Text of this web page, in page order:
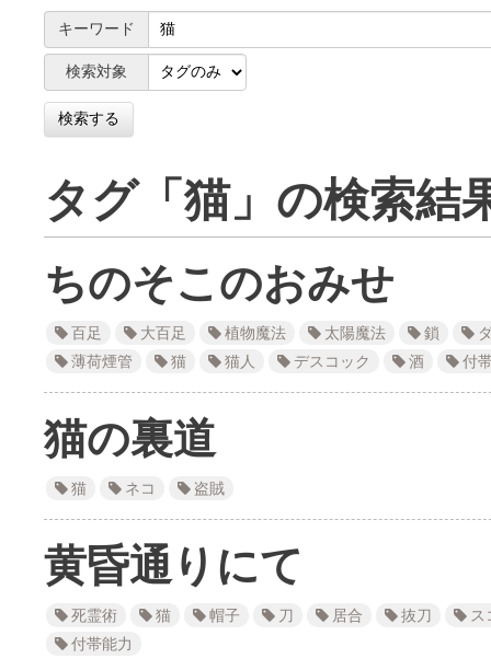
キーワード
検索対象
タグ「猫」の検索結
ちのそこのおみせ
百足 大百足 植物魔法 太陽魔法 鎖
薄荷煙管
猫 猫人 デスコック 酒 付
猫の裏道
猫 ネコ 盗賊
黄昏通りにて
死霊術 猫 帽子 刀 居合 抜刀
ス
付帯能力